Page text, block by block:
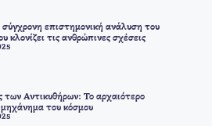
επιστημονική ανάλυση του
κλονίζει τις ανθρώπινες σχέσεις
Αντικυθήρων: Το αρχαιότερο
μηχάνημα του κόσμου